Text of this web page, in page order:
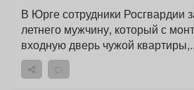
В Юрге сотрудники Росгвардии
летнего мужчину, который с
входную дверь чужой